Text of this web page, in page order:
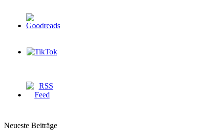
Neueste Beiträge